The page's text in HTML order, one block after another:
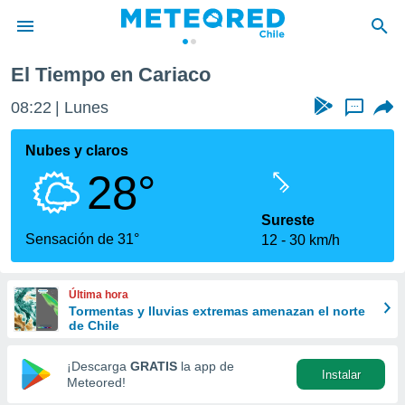
de
por
que se
calidad.
a este
las
y
forma
digital
basada
El Tiempo en Cariaco
08:22 Lunes ...
Nubes y claros
28°
Sensación de 31°
Sureste
12
30 km/h
Última hora
Tormentas y lluvias extremas amenazan el norte
de Chile
¡Descarga GRATIS la app de
Meteored!
Instalar